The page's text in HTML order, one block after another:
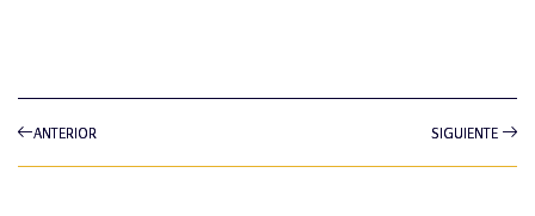
ANTERIOR SIGUIENTE